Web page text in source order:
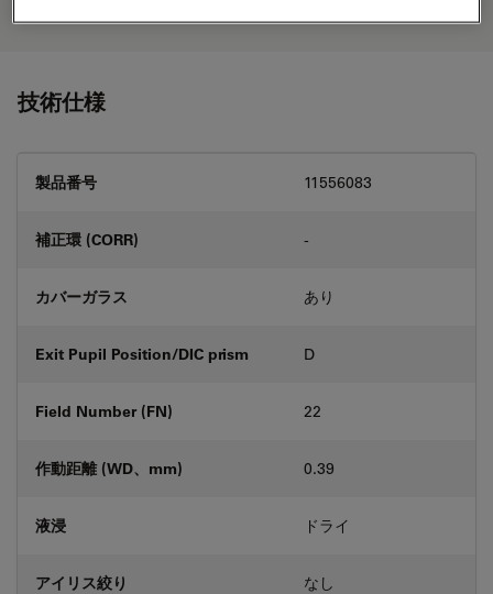
技術仕様
製品番号 11556083
補正環 (CORR) -
カバーガラス あり
Exit Pupil Position/DIC prism D
Field Number (FN) 22
作動距離 (WD、mm) 0.39
液浸 ドライ
アイリス絞り なし